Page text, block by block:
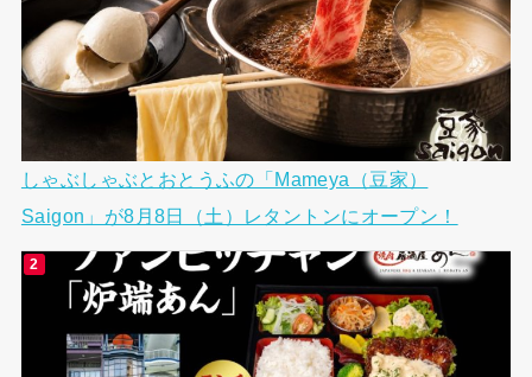
しゃぶしゃぶとおとうふの「Mameya（豆家）
Saigon」が8月8日（土）レタントンにオープン！